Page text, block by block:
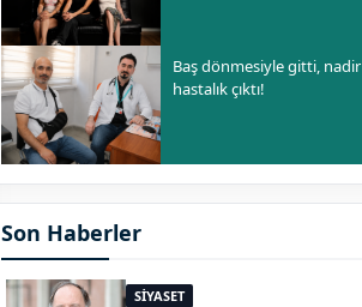
Baş dönmesiyle gitti, nadir
hastalık çıktı!
Son Haberler
SİYASET